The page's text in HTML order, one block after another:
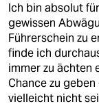
Ich bin absolut
gewissen
Führerschein zu
finde ich
immer zu ächten
Chance zu
vielleicht nicht